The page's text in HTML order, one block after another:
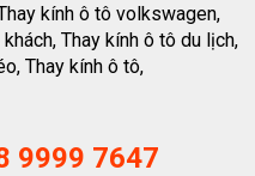
kính ô tô volkswagen,
Thay kính ô tô du lịch,
Thay kính ô tô,
9999 7647